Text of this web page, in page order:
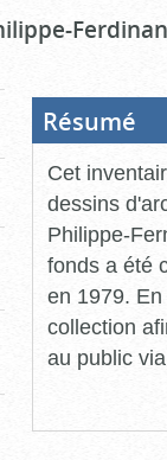
Résumé
Cet
dessins
Philippe-
fonds a été
en 1979.
collection
au public